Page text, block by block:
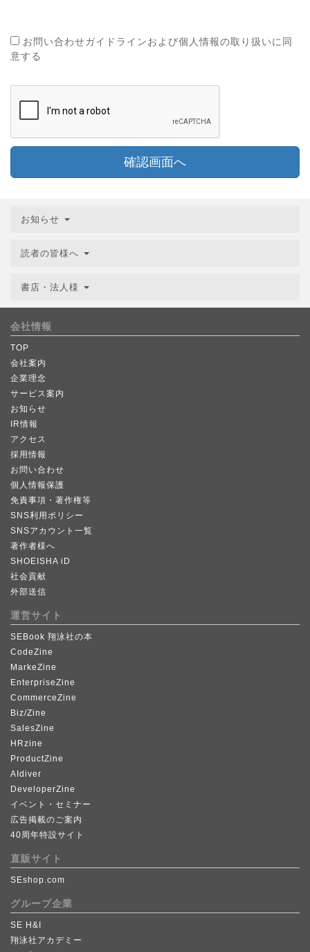
お問い合わせガイドラインおよび個人情報の取り扱いに同
意する
確認画面へ
お知らせ
読者の皆様へ
書店・法人様
会社情報
TOP
会社案内
企業理念
サービス案内
お知らせ
IR情報
アクセス
採用情報
お問い合わせ
個人情報保護
免責事項・著作権等
SNS利用ポリシー
SNSアカウント一覧
著作者様へ
SHOEISHA iD
社会貢献
外部送信
運営サイト
SEBook 翔泳社の本
CodeZine
MarkeZine
EnterpriseZine
CommerceZine
Biz/Zine
SalesZine
HRzine
ProductZine
AIdiver
DeveloperZine
イベント・セミナー
広告掲載のご案内
40周年特設サイト
直販サイト
SEshop.com
グループ企業
SE H&I
翔泳社アカデミー